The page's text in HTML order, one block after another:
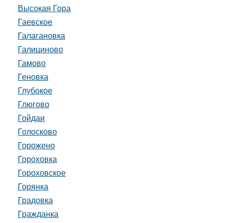
Высокая Гора
Гаевское
Галагановка
Галициново
Гамово
Геновка
Глубокое
Глюгово
Гойдаи
Голосково
Горожено
Гороховка
Гороховское
Горянка
Градовка
Гражданка